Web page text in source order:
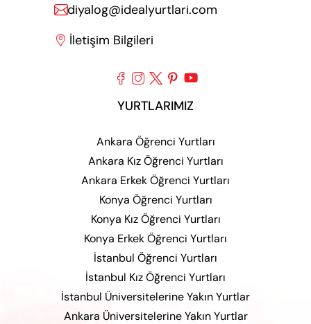
diyalog@idealyurtlari.com
 İletişim Bilgileri
    
YURTLARIMIZ
Ankara Öğrenci Yurtları
Ankara Kız Öğrenci Yurtları
Ankara Erkek Öğrenci Yurtları
Konya Öğrenci Yurtları
Konya Kız Öğrenci Yurtları
Konya Erkek Öğrenci Yurtları
İstanbul Öğrenci Yurtları
İstanbul Kız Öğrenci Yurtları
İstanbul Üniversitelerine Yakın Yurtlar
Ankara Üniversitelerine Yakın Yurtlar